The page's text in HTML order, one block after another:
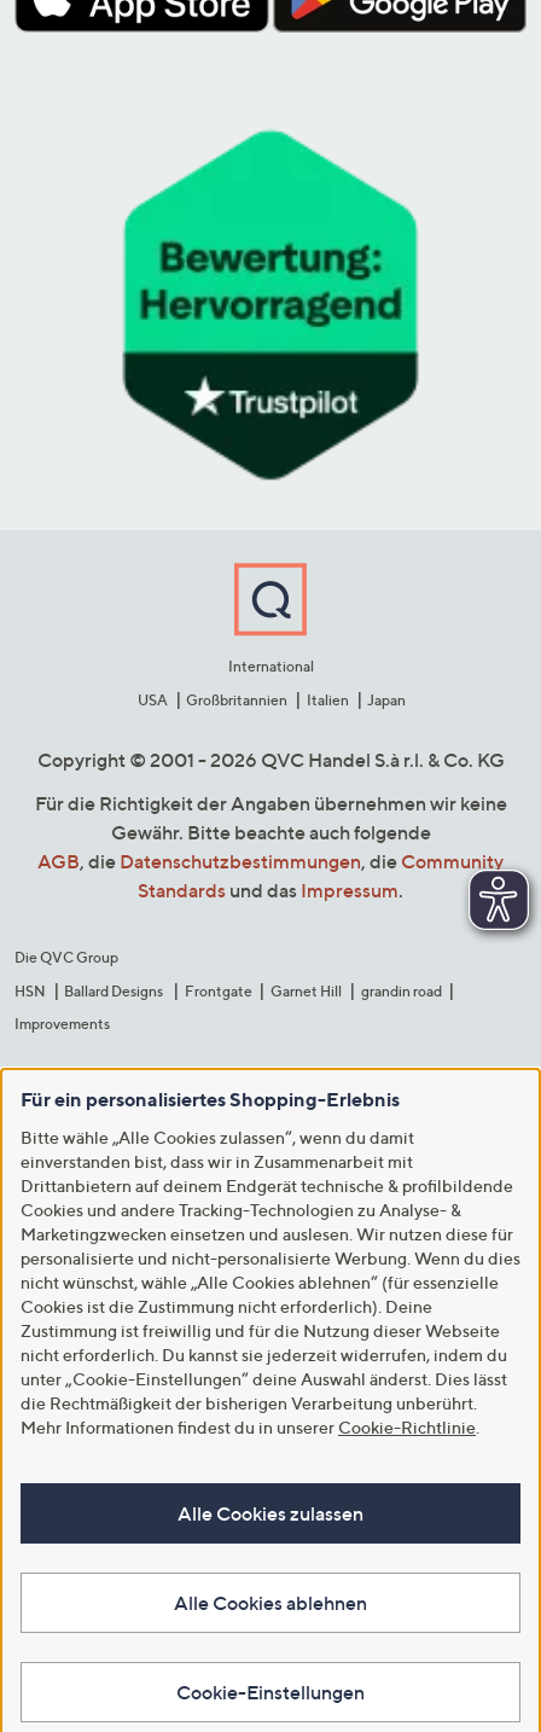
International
USA
Großbritannien Italien Japan
Copyright © 2001 - 2026 QVC Handel S.à r.l. & Co. KG
Für die Richtigkeit der Angaben übernehmen wir keine
Gewähr. Bitte beachte auch folgende
AGB, die Datenschutzbestimmungen, die Community
Standards und das Impressum.
Die QVC Group
HSN
Ballard Designs Frontgate Garnet Hill
grandin road
Improvements
Für ein personalisiertes Shopping-Erlebnis
Bitte wähle „Alle Cookies zulassen“, wenn du damit
einverstanden bist, dass wir in Zusammenarbeit mit
Drittanbietern auf deinem Endgerät technische & profilbildende
Cookies und andere Tracking-Technologien zu Analyse- &
Marketingzwecken einsetzen und auslesen. Wir nutzen diese für
personalisierte und nicht-personalisierte Werbung. Wenn du dies
nicht wünschst, wähle „Alle Cookies ablehnen“ (für essenzielle
Cookies ist die Zustimmung nicht erforderlich). Deine
Zustimmung ist freiwillig und für die Nutzung dieser Webseite
nicht erforderlich. Du kannst sie jederzeit widerrufen, indem du
unter „Cookie-Einstellungen“ deine Auswahl änderst. Dies lässt
die Rechtmäßigkeit der bisherigen Verarbeitung unberührt.
Mehr Informationen findest du in unserer Cookie-Richtlinie
Alle Cookies zulassen
Alle Cookies ablehnen
Cookie-Einstellungen